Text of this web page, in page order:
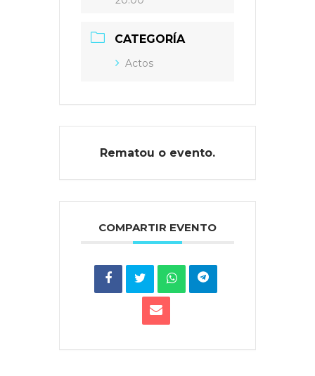
CATEGORÍA
Actos
Rematou o evento.
COMPARTIR EVENTO